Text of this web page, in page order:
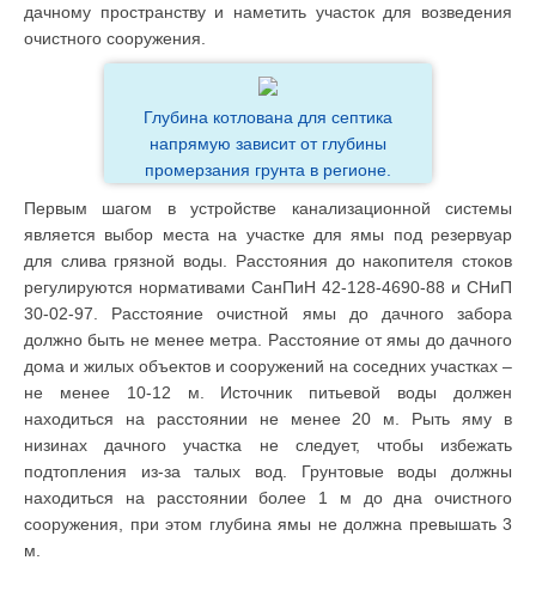
дачному пространству и наметить участок для возведения
очистного сооружения.
Глубина котлована для септика
напрямую зависит от глубины
промерзания грунта в регионе.
Первым шагом в устройстве канализационной системы
является выбор места на участке для ямы под резервуар
для слива грязной воды. Расстояния до накопителя стоков
регулируются нормативами СанПиН 42-128-4690-88 и СНиП
30-02-97. Расстояние очистной ямы до дачного забора
должно быть не менее метра. Расстояние от ямы до дачного
дома и жилых объектов и сооружений на соседних участках –
не менее 10-12 м. Источник питьевой воды должен
находиться на расстоянии не менее 20 м. Рыть яму в
низинах дачного участка не следует, чтобы избежать
подтопления из-за талых вод. Грунтовые воды должны
находиться на расстоянии более 1 м до дна очистного
сооружения, при этом глубина ямы не должна превышать 3
м.